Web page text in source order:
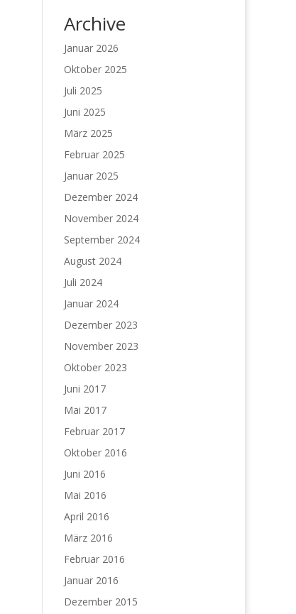
Archive
Januar 2026
Oktober 2025
Juli 2025
Juni 2025
März 2025
Februar 2025
Januar 2025
Dezember 2024
November 2024
September 2024
August 2024
Juli 2024
Januar 2024
Dezember 2023
November 2023
Oktober 2023
Juni 2017
Mai 2017
Februar 2017
Oktober 2016
Juni 2016
Mai 2016
April 2016
März 2016
Februar 2016
Januar 2016
Dezember 2015